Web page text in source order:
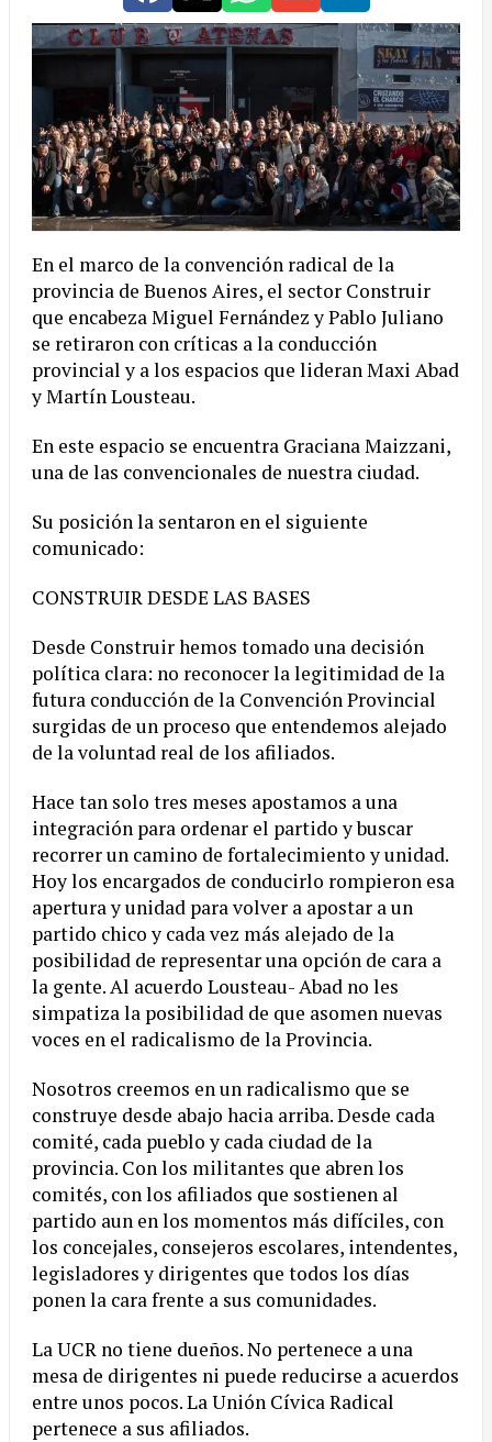
En el marco de la convención radical de la
provincia de Buenos Aires, el sector Construir
que encabeza Miguel Fernández y Pablo Juliano
se retiraron con críticas a la conducción
provincial y a los espacios que lideran Maxi Abad
y Martín Lousteau.
En este espacio se encuentra Graciana Maizzani,
una de las convencionales de nuestra ciudad.
Su posición la sentaron en el siguiente
comunicado:
CONSTRUIR DESDE LAS BASES
Desde Construir hemos tomado una decisión
política clara: no reconocer la legitimidad de la
futura conducción de la Convención Provincial
surgidas de un proceso que entendemos alejado
de la voluntad real de los afiliados.
Hace tan solo tres meses apostamos a una
integración para ordenar el partido y buscar
recorrer un camino de fortalecimiento y unidad.
Hoy los encargados de conducirlo rompieron esa
apertura y unidad para volver a apostar a un
partido chico y cada vez más alejado de la
posibilidad de representar una opción de cara a
la gente. Al acuerdo Lousteau- Abad no les
simpatiza la posibilidad de que asomen nuevas
voces en el radicalismo de la Provincia.
Nosotros creemos en un radicalismo que se
construye desde abajo hacia arriba. Desde cada
comité, cada pueblo y cada ciudad de la
provincia. Con los militantes que abren los
comités, con los afiliados que sostienen al
partido aun en los momentos más difíciles, con
los concejales, consejeros escolares, intendentes,
legisladores y dirigentes que todos los días
ponen la cara frente a sus comunidades.
La UCR no tiene dueños. No pertenece a una
mesa de dirigentes ni puede reducirse a acuerdos
entre unos pocos. La Unión Cívica Radical
pertenece a sus afiliados.